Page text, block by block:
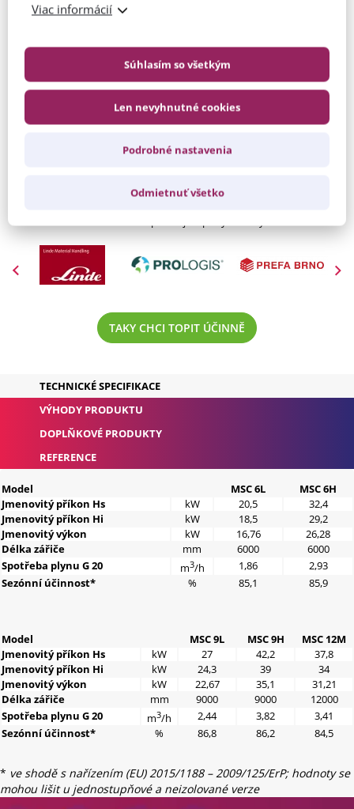
Certifikát:
Manuály:
Manuál Inframax EURAD MSU, MSC a MSM
Katalogy:
4heat_tmavy_zaric_eurad_topenidohaly_web
Inframax MSC
EURAD - teploty v okolí zářiče
KDO UŽ TOPÍ ZÁŘIČI EURAD?
TAKY CHCI TOPIT ÚČINNĚ
TECHNICKÉ SPECIFIKACE
VÝHODY PRODUKTU
DOPLŇKOVÉ PRODUKTY
REFERENCE
Model MSC 6L
MSC 6H
Jmenovitý příkon Hs
kW 20,5
32,4
Jmenovitý příkon Hi
kW 18,5
29,2
Jmenovitý výkon
kW 16,76
26,28
Délka zářiče
mm 6000
6000
Spotřeba plynu G 20
m3/h 1,86
2,93
Sezónní účinnost*
% 85,1 85,9
Model MSC 9L MSC 9H
MSC 12M
Jmenovitý příkon Hs
kW 27 42,2
37,8
Jmenovitý příkon Hi
kW 24,3 39
34
Jmenovitý výkon
kW 22,67 35,1
31,21
Délka zářiče
mm 9000 9000
12000
Spotřeba plynu G 20
m3/h 2,44 3,82
3,41
Sezónní účinnost*
% 86,8 86,2 84,5
* ve shodě s nařízením (EU) 2015/1188 – 2009/125/ErP; hodnoty se
mohou lišit u jednostupňové a neizolované verze
Viac informácií
Súhlasím so všetkým
Len nevyhnutné cookies
Podrobné nastavenia
Odmietnuť všetko